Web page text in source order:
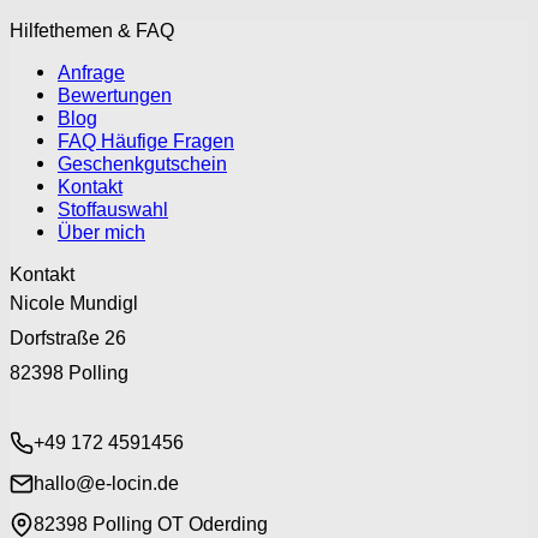
Hilfethemen & FAQ
Anfrage
Bewertungen
Blog
FAQ Häufige Fragen
Geschenkgutschein
Kontakt
Stoffauswahl
Über mich
Kontakt
Nicole Mundigl
Dorfstraße 26
82398 Polling
+49 172 4591456
hallo@e-locin.de
82398 Polling OT Oderding